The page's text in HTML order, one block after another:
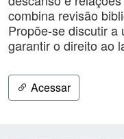
combina revisão
Propõe-se discutir a
garantir o direito ao
Acessar